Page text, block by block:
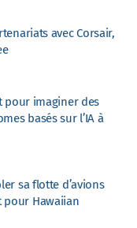
avec Corsair,
pour imaginer des
basés sur l’IA à
sa flotte d’avions
Hawaiian